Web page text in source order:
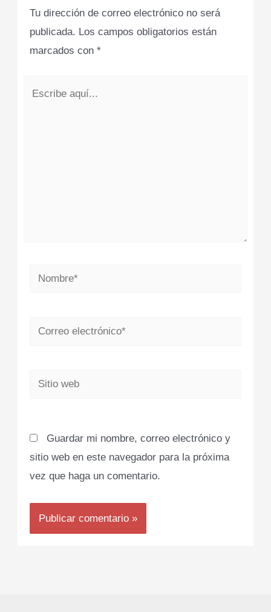
Tu dirección de correo electrónico no será
publicada. Los campos obligatorios están
marcados con*
Nombre*
Correo
Sitio
Guardar mi nombre, correo electrónico y
sitio web en este navegador para la próxima
vez que haga un comentario.